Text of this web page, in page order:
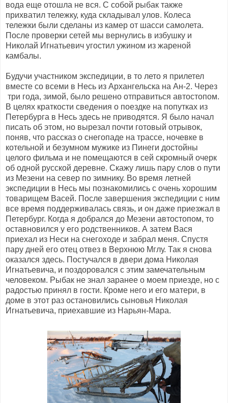
вода еще отошла не вся. С собой рыбак также
прихватил тележку, куда складывал улов. Колеса
тележки были сделаны из камер от шасси самолета.
После проверки сетей мы вернулись в избушку и
Николай Игнатьевич угостил ужином из жареной
камбалы.
Будучи участником экспедиции, в то лето я прилетел
вместе со всеми в Несь из Архангельска на Ан-2. Через
три года, зимой, было решено отправиться автостопом.
В целях краткости сведения о поездке на попутках из
Петербурга в Несь здесь не приводятся. Я было начал
писать об этом, но вырезал почти готовый отрывок,
поняв, что рассказ о снегопаде на трассе, ночевке в
котельной и безумном мужике из Пинеги достойны
целого фильма и не помещаются в сей скромный очерк
об одной русской деревне. Скажу лишь пару слов о пути
из Мезени на север по зимнику. Во время летней
экспедиции в Несь мы познакомились с очень хорошим
товарищем Васей. После завершения экспедиции с ним
все время поддерживалась связь, и он даже приезжал в
Петербург. Когда я добрался до Мезени автостопом, то
оставновился у его родственников. А затем Вася
приехал из Неси на снегоходе и забрал меня. Спустя
пару дней его отец отвез в Верхнюю Мглу. Так я снова
оказался здесь. Постучался в двери дома Николая
Игнатьевича, и поздоровался с этим замечательным
человеком. Рыбак не знал заранее о моем приезде, но с
радостью принял в гости. Кроме него и его матери, в
доме в этот раз остановились сыновья Николая
Игнатьевича, приехавшие из Нарьян-Мара.